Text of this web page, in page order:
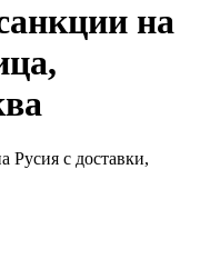
на
Русия с доставки,